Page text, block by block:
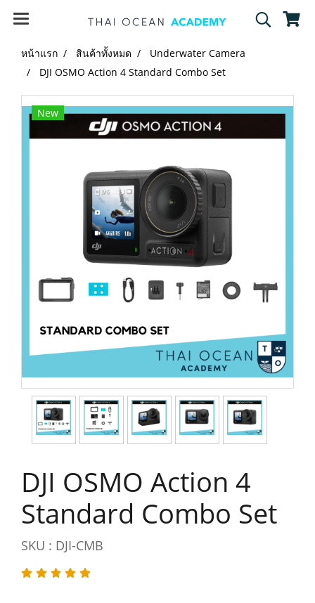
หน้าแรก สินค้าทั้งหมด
Underwater Camera
DJI OSMO Action 4 Standard Combo Set
New
DJI OSMO Action 4
Standard Combo Set
SKU : DJI-CMB